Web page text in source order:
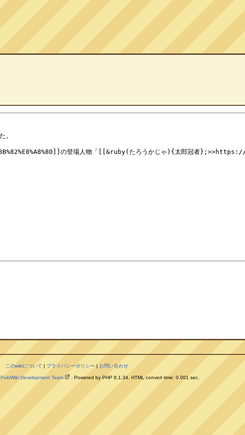
このwikiについて | プライバシーポリシー| お問い合わせ
PukiWiki Development Team . Powered by PHP 8.1.34. HTML convert time: 0.001 sec.